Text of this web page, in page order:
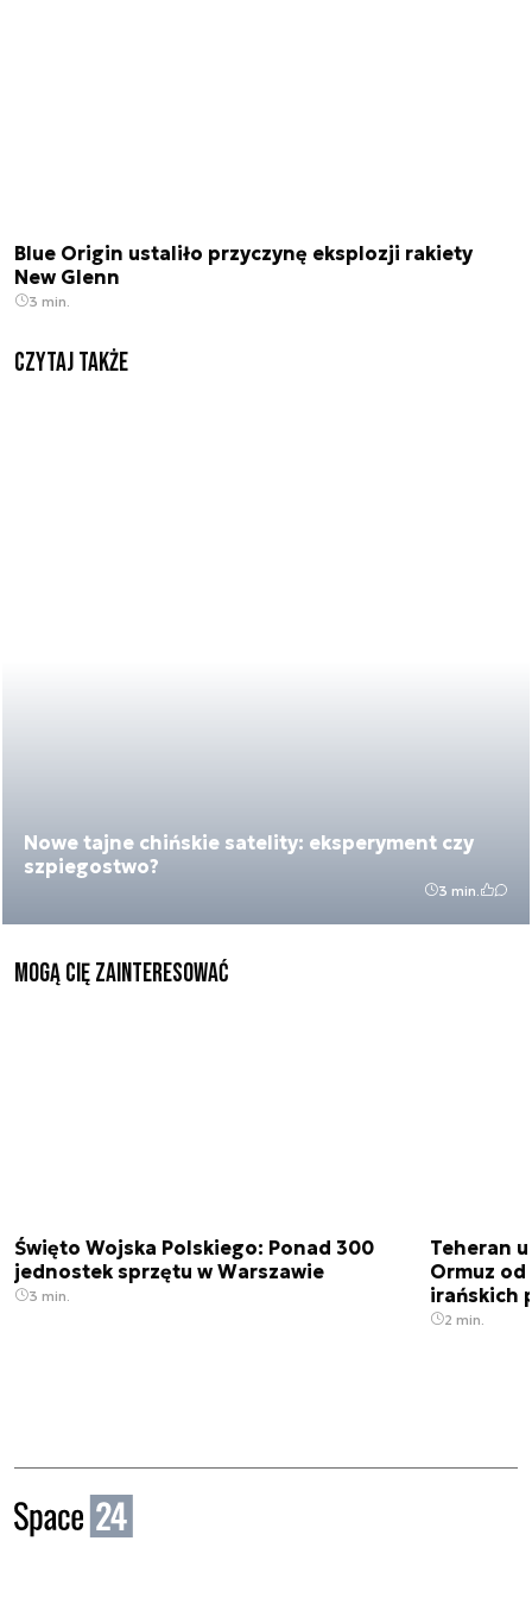
Blue Origin ustaliło przyczynę eksplozji rakiety
New Glenn
3 min.
Czytaj także
Nowe tajne chińskie satelity: eksperyment czy
szpiegostwo?
3 min.
Mogą Cię zainteresować
Święto Wojska Polskiego: Ponad 300
jednostek sprzętu w Warszawie
3 min.
Teheran
Ormuz
irańskich
2 min.